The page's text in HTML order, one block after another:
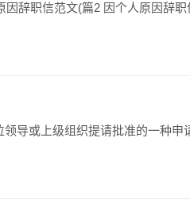
因辞职信范文(篇2 因个人原因辞
导或上级组织提请批准的一种